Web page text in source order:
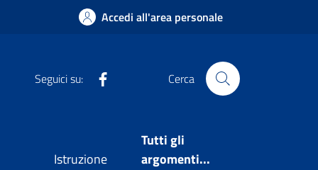
Accedi all'area personale
Seguici su: Cerca
Istruzione
Tutti gli
argomenti...